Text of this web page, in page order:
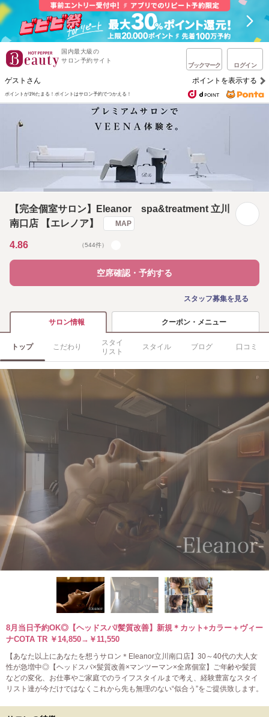
国内最大級の
サロン予約サイト
ブックマーク ログイン
ゲストさん ポイントを表示する
ポイントが1%たまる！ ポイントはサロン予約でつかえる！
【完全個室サロン】Eleanor spa&treatment 立川
南口店 【エレノア】
MAP
4.86 （544件）
空席確認・予約する
スタッフ募集を見る
サロン情報 クーポン・メニュー
トップ こだわり
スタイ
リスト
スタイル ブログ 口コミ
8月当日予約OK◎【ヘッドスパ/髪質改善】新規＊カット+カラー＋ヴィー
ナCOTA TR ￥14,850→￥11,550
【あなた以上にあなたを想うサロン＊Eleanor立川南口店】30～40代の大人女
性が急増中◎【ヘッドスパ×髪質改善×マンツーマン×全席個室】ご年齢や髪質
などの変化、お仕事やご家庭でのライフスタイルまで考え、経験豊富なスタイ
リスト達が今だけではなくこれから先も無理のない“似合う”をご提供致します。